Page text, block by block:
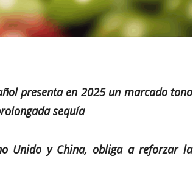
presenta en 2025 un marcado tono
sequía
Unido y China, obliga a reforzar la